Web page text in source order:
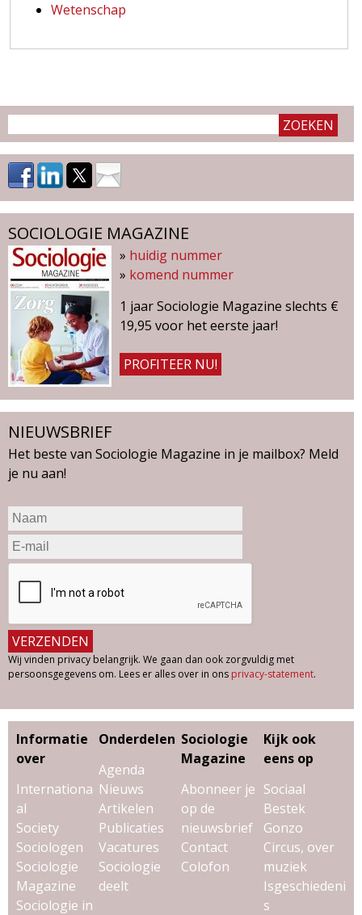
e Wetenschap
SOCIOLOGIE MAGAZINE
» huidig nummer
» komend nummer
1 jaar Sociologie Magazine slechts €
19,95 voor het eerste jaar!
PROFITEER NU!
NIEUWSBRIEF
Het beste van Sociologie Magazine in je mailbox? Meld
je nu aan!
Wij vinden privacy belangrijk. We gaan dan ook zorgvuldig met
persoonsgegevens om. Lees er alles over in ons privacy-statement.
Informatie
over
Internationa
al
Society
Sociologen
Sociologie
Magazine
Sociologie in
Onderdelen
Agenda
Nieuws
Artikelen
Publicaties
Vacatures
Sociologie
deelt
Sociologie
Magazine
Abonneer je
op de
nieuwsbrief
Contact
Colofon
Kijk ook
eens op
Sociaal
Bestek
Gonzo
Circus, over
muziek
Isgeschiedeni
s